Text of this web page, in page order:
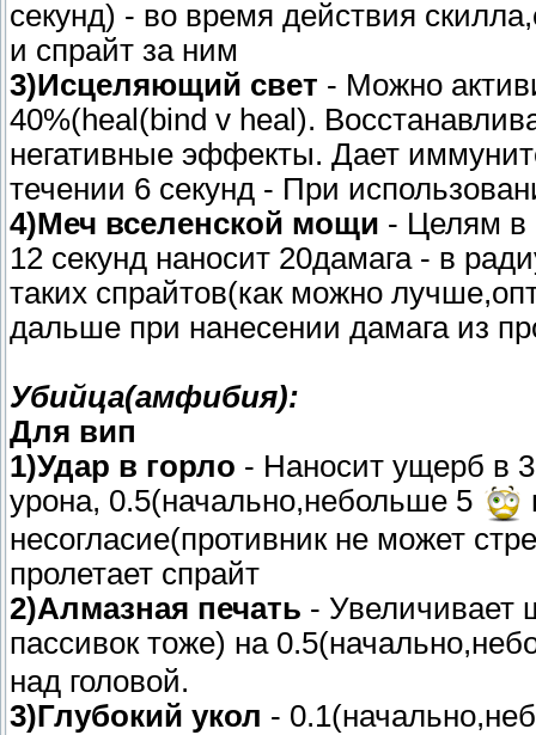
секунд) - во время действия
и спрайт за ним
3)Исцеляющий свет - Можно
40%(heal(bind v heal).
негативные эффекты. Дает
течении 6 секунд - При
4)Меч вселенской мощи - Целям в
12 секунд наносит 20дамага - в
таких спрайтов(как можно
дальше при нанесении дамага из
Убийца(амфибия):
Для вип
1)Удар в горло - Наносит ущерб в
урона, 0.5(начально,небольше 5
несогласие(противник не может
пролетает спрайт
2)Алмазная печать - Увеличивает
пассивок тоже) на
над головой.
3)Глубокий укол -